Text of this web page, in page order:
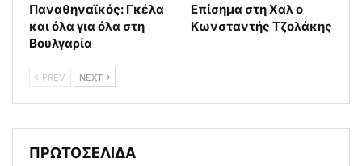
Παναθηναϊκός: Γκέλα
και όλα για όλα στη
Βουλγαρία
Επίσημα στη Χαλ ο
Κωνσταντής Τζολάκης
PREV NEXT
ΠΡΩΤΟΣΕΛΙΔΑ